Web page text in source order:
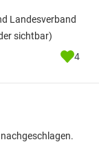
Landesverband
sichtbar)
4